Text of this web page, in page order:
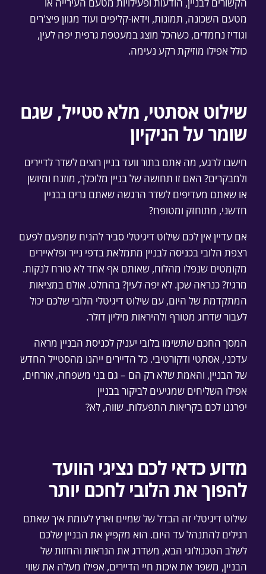
הקשורים לבניין, הודעות ופעילויות מטעם העירייה או
מטעם השכונה, תמונות, וידאו-קליפים ועוד מגוון פיצ'רים
וגודיז נחמדים, כשהכל מוצג במעטפת גרפית יפה לעין,
כולל אפילו מוזיקת רקע נעימה.
שילוט אסתטי, מלא סטייל, שגם
שומר על הניקיון
חישבו לרגע, מה אתם בתור וועד בניין רוצים לשדר לדיירים
ולמבקרים? האם זו תחושה של בניין מלוכלך, מוזנח ומיושן
או שאתם מעדיפים לשדר הרגשה שאתם גרים בבניין
חדשני, מתוחזק ומטופח?
אם עדיין אין לכם שילוט דיגיטלי סביר להניח שמפעם לפעם
רצפת הלובי בכניסה לבניין מתמלאת בדפי נייר ופלאיירים
מקומטים שנפלו מהלוח, שאותם אף אחד לא טורח לנקות.
מרגיז? כנראה שכן. לא יפה לעין? בהחלט. אולם במציאות
המתקדמת של היום, עם שילוט דיגיטלי הלובי שלכם יכול
לעבור שדרוג מטורף ולהיראות מיליון דולר.
המסך החכם שתשימו בלובי יעניק לכניסת הבניין מראה
עדכני, אסתטי ודקורטיבי. כל הדיירים ייהנו מהסטייל החדש
של הבניין, והאמת שלא רק הם – גם בני משפחה, אורחים,
אפילו השליחים שמגיעים לביקור בבניין
יפרגנו לכם בקריאות התפעלות. שווה, לא?
מדוע כדאי לכם נציגי הוועד
להפוך את הלובי לחכם יותר
שילוט דיגיטלי זה הבדל של שמיים וארץ לעומת איך שאתם
רגילים להתנהל עד היום. הוא מקפיץ את הבניין שלכם
לשלב הטכנולוגי הבא, משדרג את הנראות והחזות של
הבניין, משפר את איכות חיי הדיירים, אפילו מעלה את שווי